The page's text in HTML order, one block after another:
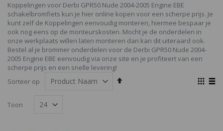
Koppelingen voor Derbi GPR50 Nude 2004-2005 Engine EBE
schakelbromfiets kun je hier online kopen voor een scherpe prijs. Je
kunt zelf de Koppelingen eenvoudig monteren, hiermee bespaar je
ook nog eens op de monteurskosten. Mocht je de onderdelen in
onze werkplaats willen laten monteren dan kan dit uiteraard ook.
Bestel al je brommer onderdelen voor de Derbi GPR50 Nude 2004-
2005 Engine EBE eenvoudig via onze site en je profiteert van een
scherpe prijs en een snelle levering!
Sorteer op
Van
Toon